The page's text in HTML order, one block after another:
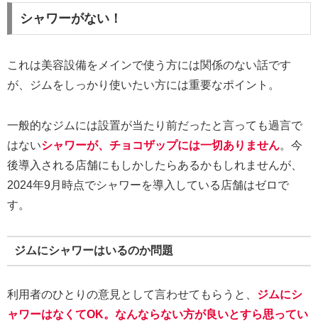
シャワーがない！
これは美容設備をメインで使う方には関係のない話です
が、ジムをしっかり使いたい方には重要なポイント。
一般的なジムには設置が当たり前だったと言っても過言で
はないシャワーが、チョコザップには一切ありません。今
後導入される店舗にもしかしたらあるかもしれませんが、
2024年9月時点でシャワーを導入している店舗はゼロで
す。
ジムにシャワーはいるのか問題
利用者のひとりの意見として言わせてもらうと、 ジムにシ
ャワーはなくてOK。なんならない方が良いとすら思ってい